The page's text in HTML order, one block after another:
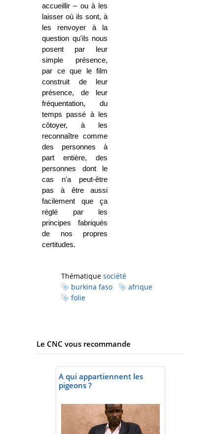
accueillir – ou à les
laisser où ils sont, à
les renvoyer à la
question qu'ils nous
posent par leur
simple présence,
par ce que le film
construit de leur
présence, de leur
fréquentation, du
temps passé à les
côtoyer, à les
reconnaître comme
des personnes à
part entière, des
personnes dont le
cas n'a peut-être
pas à être aussi
facilement que ça
réglé par les
principes fabriqués
de nos propres
certitudes.
Thématique société
burkina faso
afrique
folie
Le CNC vous recommande
A qui appartiennent les
pigeons ?